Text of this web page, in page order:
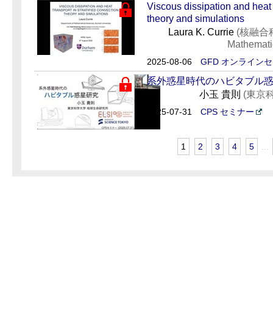
Viscous dissipation and
theory and simulations
Laura K. Currie (核融合
2025-08-06 GFD オンライン
系外惑星時代のハビタブル
小玉 貴則 (東京
2025-07-31 CPS セミナー
1 2 3 4 5